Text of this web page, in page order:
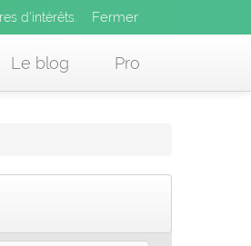
d’intérêts. x
Le blog Pro
d’intérêts. Fermer
d’intérêts.